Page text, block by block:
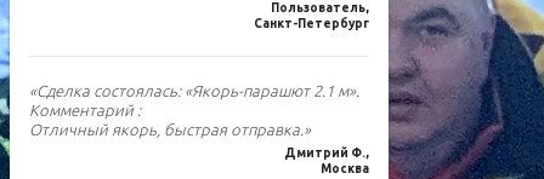
Пользователь,
Санкт-Петербург
«Сделка состоялась: «Якорь-парашют 2.1 м».
Комментарий :
Отличный якорь, быстрая отправка.»
Дмитрий Ф.,
Москва